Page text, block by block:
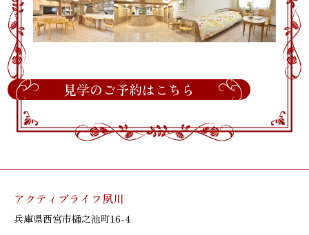
見学のご予約はこちら
アクティブライフ夙川
兵庫県西宮市樋之池町16-4